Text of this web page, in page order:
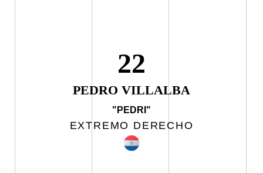
22
PEDRO VILLALBA
"PEDRI"
EXTREMO DERECHO